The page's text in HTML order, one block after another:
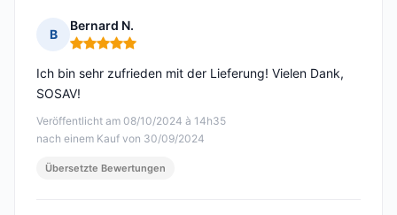
B
Bernard N.
Hinweis: 5 von 5
Veröffentlicht am 08/10/2024 à 14h35
nach einem Kauf von 30/09/2024
Ich bin sehr zufrieden mit der Lieferung! Vielen Dank,
SOSAV!
Übersetzte Bewertungen